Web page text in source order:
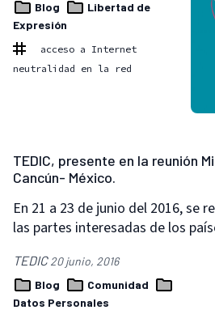
Blog
Libertad de
Expresión
acceso a Internet
neutralidad en la red
TEDIC, presente en la reunión
Cancún- México.
En 21 a 23 de junio del 2016, se
las partes interesadas de los
TEDIC20 junio, 2016
Blog
Comunidad
Datos Personales